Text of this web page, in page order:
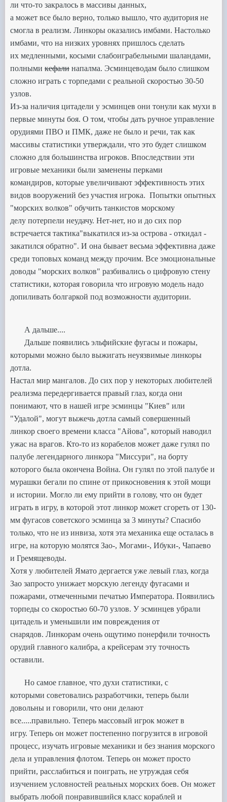
ли что-то закралось в массивы данных,
а может все было верно, только вышло, что аудитория не
смогла в реализм. Линкоры оказались имбами. Настолько
имбами, что на низких уровнях пришлось сделать
их медленными, косыми слабоиграбельными шаландами,
полными кефали напалма. Эсминцеводам было слишком
сложно играть с торпедами с реальной скоростью 30-50
узлов.
Из-за наличия цитадели у эсминцев они тонули как мухи в
первые минуты боя. О том, чтобы дать ручное управление
орудиями ПВО и ПМК, даже не было и речи, так как
массивы статистики утверждали, что это будет слишком
сложно для большинства игроков. Впоследствии эти
игровые механики были заменены перками
командиров, которые увеличивают эффективность этих
видов вооружений без участия игрока. Попытки опытных
"морских волков" обучить танкистов морскому
делу потерпели неудачу. Нет-нет, но и до сих пор
встречается тактика"выкатился из-за острова - откидал -
закатился обратно". И она бывает весьма эффективна даже
среди топовых команд между прочим. Все эмоциональные
доводы "морских волков" разбивались о цифровую стену
статистики, которая говорила что игровую модель надо
допиливать болгаркой под возможности аудитории.
А дальше....
Дальше появились эльфийские фугасы и пожары,
которыми можно было выжигать неуязвимые линкоры
дотла.
Настал мир мангалов. До сих пор у некоторых любителей
реализма передергивается правый глаз, когда они
понимают, что в нашей игре эсминцы "Киев" или
"Удалой", могут выжечь дотла самый совершенный
линкор своего времени класса "Айова", который наводил
ужас на врагов. Кто-то из корабелов может даже гулял по
палубе легендарного линкора "Миссури", на борту
которого была окончена Война. Он гулял по этой палубе и
мурашки бегали по спине от прикосновения к этой мощи
и истории. Могло ли ему прийти в голову, что он будет
играть в игру, в которой этот линкор может сгореть от 130-
мм фугасов советского эсминца за 3 минуты? Спасибо
только, что не из инвиза, хотя эта механика еще осталась в
игре, на которую молятся Зао-, Могами-, Ибуки-, Чапаево
и Гремящеводы.
Хотя у любителей Ямато дергается уже левый глаз, когда
Зао запросто унижает морскую легенду фугасами и
пожарами, отмеченными печатью Императора. Появились
торпеды со скоростью 60-70 узлов. У эсминцев убрали
цитадель и уменьшили им повреждения от
снарядов. Линкорам очень ощутимо понерфили точность
орудий главного калибра, а крейсерам эту точность
оставили.
Но самое главное, что духи статистики, с
которыми советовались разработчики, теперь были
довольны и говорили, что они делают
все.....правильно. Теперь массовый игрок может в
игру. Теперь он может постепенно погрузится в игровой
процесс, изучать игровые механики и без знания морского
дела и управления флотом. Теперь он может просто
прийти, расслабиться и поиграть, не утруждая себя
изучением условностей реальных морских боев. Он может
выбрать любой понравившийся класс кораблей и